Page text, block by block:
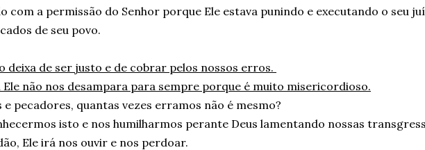
com a permissão do Senhor porque Ele estava punindo e executando o seu
de seu povo.
deixa de ser justo e de cobrar pelos nossos erros.
Ele não nos desampara para sempre porque é muito misericordioso.
e pecadores, quantas vezes erramos não é mesmo?
isto e nos humilharmos perante Deus lamentando nossas
Ele irá nos ouvir e nos perdoar.